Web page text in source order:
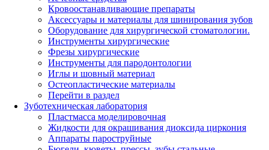
Кровоостанавливающие препараты
Аксессуары и материалы для шинирования зубов
Оборудование для хирургической стоматологии.
Инструменты хирургические
Фрезы хирургические
Инструменты для пародонтологии
Иглы и шовный материал
Остеопластические материалы
Перейти в раздел
Зуботехническая лаборатория
Пластмасса моделировочная
Жидкости для окрашивания диоксида циркония
Аппараты пароструйные